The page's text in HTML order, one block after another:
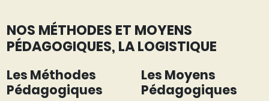
NOS MÉTHODES ET MOYENS
PÉDAGOGIQUES, LA LOGISTIQUE
Les Méthodes
Pédagogiques
Les Moyens
Pédagogiques